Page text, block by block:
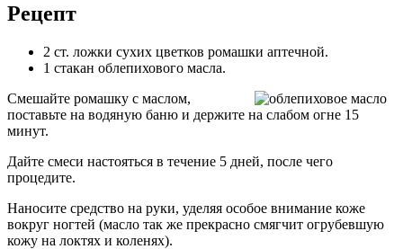
Рецепт
2 ст. ложки сухих цветков ромашки аптечной.
1 стакан облепихового масла.
Смешайте ромашку с маслом,
поставьте на водяную баню и держите на слабом огне 15
минут.
Дайте смеси настояться в течение 5 дней, после чего
процедите.
Наносите средство на руки, уделяя особое внимание коже
вокруг ногтей (масло так же прекрасно смягчит огрубевшую
кожу на локтях и коленях).